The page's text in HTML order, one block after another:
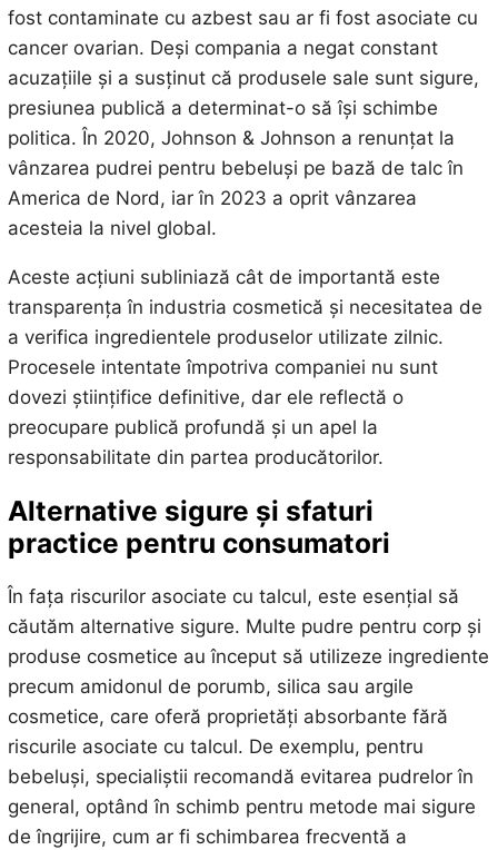
fost contaminate cu azbest sau ar fi fost asociate cu
cancer ovarian. Deși compania a negat constant
acuzațiile și a susținut că produsele sale sunt sigure,
presiunea publică a determinat-o să își schimbe
politica. În 2020, Johnson & Johnson a renunțat la
vânzarea pudrei pentru bebeluși pe bază de talc în
America de Nord, iar în 2023 a oprit vânzarea
acesteia la nivel global.
Aceste acțiuni subliniază cât de importantă este
transparența în industria cosmetică și necesitatea de
a verifica ingredientele produselor utilizate zilnic.
Procesele intentate împotriva companiei nu sunt
dovezi științifice definitive, dar ele reflectă o
preocupare publică profundă și un apel la
responsabilitate din partea producătorilor.
Alternative sigure și sfaturi
practice pentru consumatori
În fața riscurilor asociate cu talcul, este esențial să
căutăm alternative sigure. Multe pudre pentru corp și
produse cosmetice au început să utilizeze ingrediente
precum amidonul de porumb, silica sau argile
cosmetice, care oferă proprietăți absorbante fără
riscurile asociate cu talcul. De exemplu, pentru
bebeluși, specialiștii recomandă evitarea pudrelor în
general, optând în schimb pentru metode mai sigure
de îngrijire, cum ar fi schimbarea frecventă a